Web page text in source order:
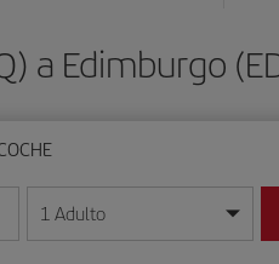
a Edimburgo
formato día/mes/año
1 Adulto